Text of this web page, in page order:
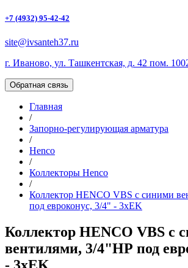
+7 (4932) 95-42-42
site@ivsanteh37.ru
г. Иваново, ул. Ташкентская, д. 42 пом.
Обратная связь
Главная
/
Запорно-регулирующая арматура
/
Henco
/
Коллекторы Henco
/
Коллектор HENCO VBS с синими
под евроконус, 3/4" - 3xEK
Коллектор HENCO VBS с
вентилями, 3/4"НР под